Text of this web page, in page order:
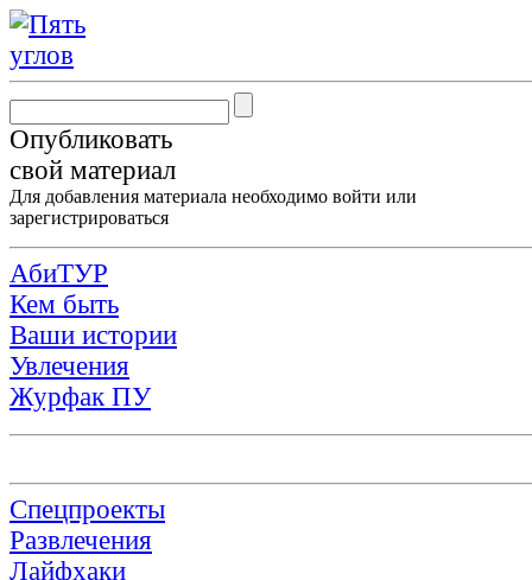
Опубликовать
свой материал
Для добавления материала необходимо войти или
зарегистрироваться
АбиТУР
Кем быть
Ваши истории
Увлечения
Журфак ПУ
Спецпроекты
Развлечения
Лайфхаки